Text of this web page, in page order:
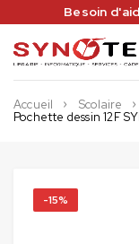
Besoin
Accueil Scolaire
Pochette dessin 12F
-15%